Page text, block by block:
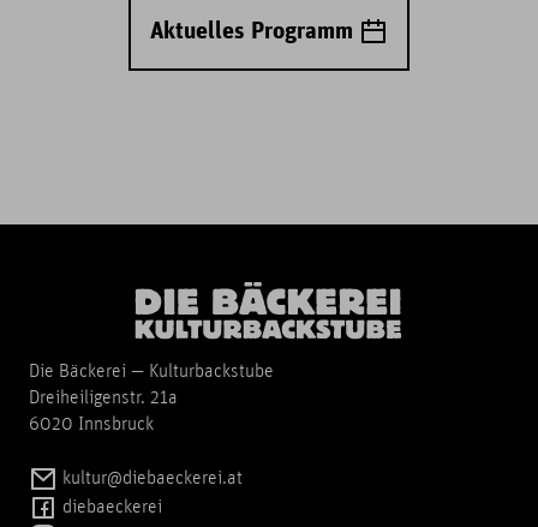
Aktuelles Programm
Die Bäckerei — Kulturbackstube
Dreiheiligenstr. 21a
6020 Innsbruck
kultur@diebaeckerei.at
diebaeckerei